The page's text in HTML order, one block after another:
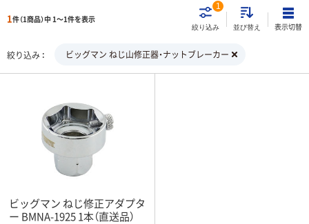
1件（1商品）中 1～1件を表示
絞り込み
1
並び替え 表示切替
絞り込み ビッグマン ねじ山修正器・ナットブレーカー
ビッグマン ねじ修正アダプタ
ー BMNA-1925 1本（直送品）